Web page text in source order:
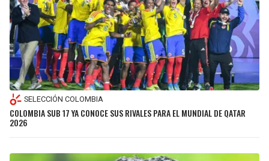
SELECCIÓN COLOMBIA
COLOMBIA SUB 17 YA CONOCE SUS RIVALES PARA EL MUNDIAL DE QATAR
2026